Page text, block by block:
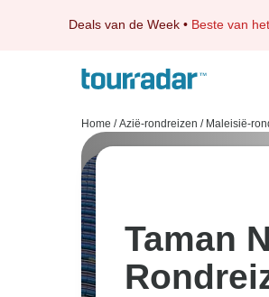
Deals van de Week • Beste van
Home / Azië-rondreizen / Maleisië-
Taman